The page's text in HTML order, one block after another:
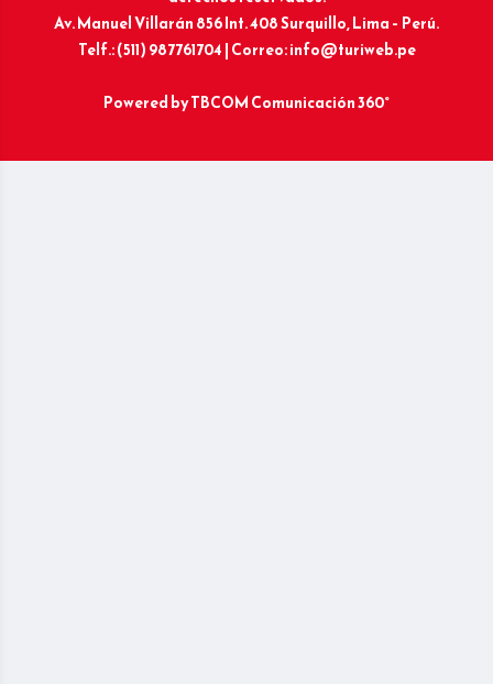
Av. Manuel Villarán 856 Int. 408 Surquillo, Lima – Perú.
Telf.: (511) 987761704 | Correo: info@turiweb.pe
Powered byTBCOM Comunicación 360°